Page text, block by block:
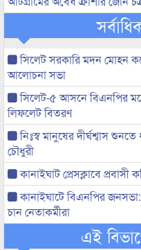
সিলেট সরকারি মদন মোহন
আলোচনা সভা
সিলেট-৫ আসনে বিএনপির
লিফলেট বিতরণ
নিঃস্ব মানুষের দীর্ঘশ্বাস
চৌধুরী
কানাইঘাট প্রেসক্লাবে
কানাইঘাটে বিএনপির
চান নেতাকর্মীরা
এই